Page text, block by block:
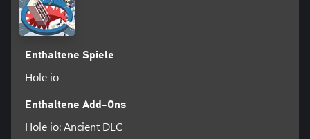
Enthaltene Spiele
Hole io
Enthaltene Add-Ons
Hole io: Ancient DLC